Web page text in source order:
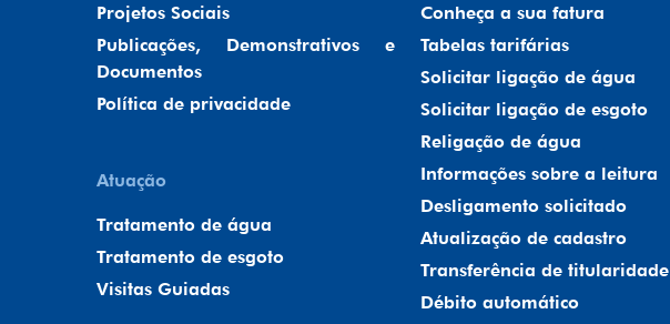
Projetos Sociais
Publicações, Demonstrativos e
Documentos
Política de privacidade
Atuação
Tratamento de água
Tratamento de esgoto
Visitas Guiadas
Conheça a sua fatura
Tabelas tarifárias
Solicitar ligação de água
Solicitar ligação de esgoto
Religação de água
Informações sobre a leitura
Desligamento solicitado
Atualização de cadastro
Transferência de titularidade
Débito automático